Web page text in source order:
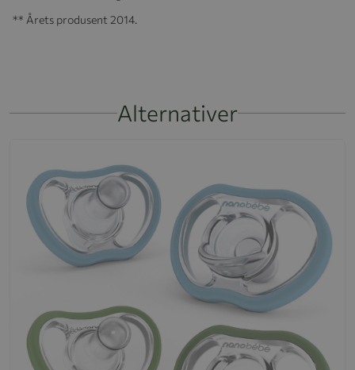
** Årets produsent 2014.
Alternativer